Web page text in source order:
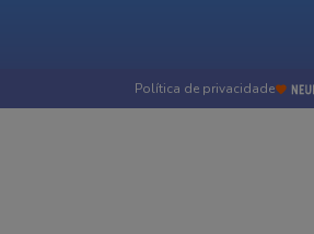
Política de privacidade